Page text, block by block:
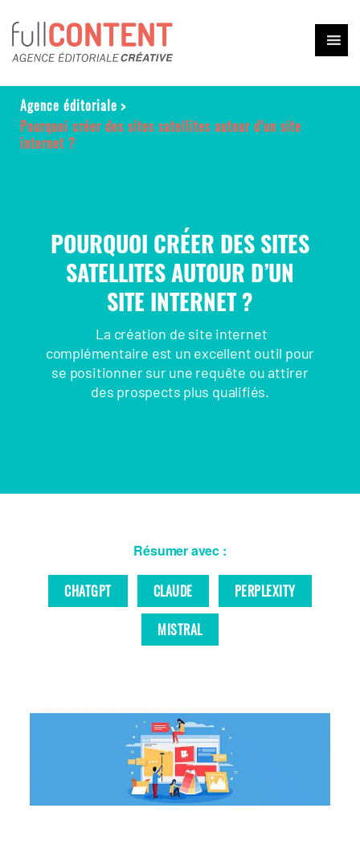
Agence éditoriale >
Pourquoi créer des sites satellites autour d’un site
internet ?
POURQUOI CRÉER DES SITES
SATELLITES AUTOUR D’UN
SITE INTERNET ?
La création de site internet
complémentaire est un excellent outil pour
se positionner sur une requête ou attirer
des prospects plus qualifiés.
Résumer avec :
CHATGPT CLAUDE
PERPLEXITY
MISTRAL